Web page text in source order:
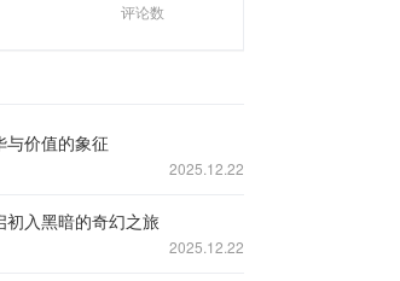
评论数
与价值的象征
2025.12.22
入黑暗的奇幻之旅
2025.12.22